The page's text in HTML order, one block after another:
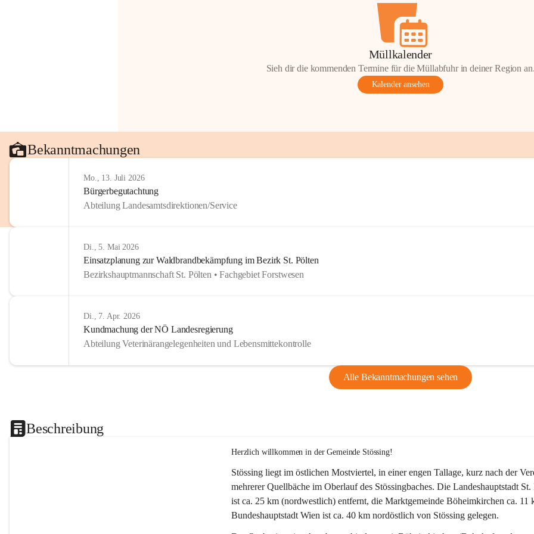
Müllkalender
Sieh dir die kommenden Termine für die Müllabfuhr in deiner Region
Kalender ansehen
Bekanntmachungen
Mo., 13. Juli 2026
Bürgerbegutachtung
Abteilung Landesamtsdirektionen/Service
Di., 5. Mai 2026
Einsatzplanung zur Waldbrandbekämpfung im Bezirk St. Pölten
Bezirkshauptmannschaft St. Pölten • Fachgebiet Forstwesen
Di., 7. Apr. 2026
Kundmachung der NÖ Landesregierung
Abteilung Veterinärangelegenheiten und Lebensmittekontrolle
Alle Bekanntmachungen sehen
Beschreibung
Herzlich willkommen in der Gemeinde Stössing!
Stössing liegt im östlichen Mostviertel, in einer engen Tallage, kurz nach der
mehrerer Quellbäche im Oberlauf des Stössingbaches. Die Landeshauptstadt
ist ca. 25 km (nordwestlich) entfernt, die Marktgemeinde Böheimkirchen ca.
Bundeshauptstadt Wien ist ca. 40 km nordöstlich von Stössing gelegen.